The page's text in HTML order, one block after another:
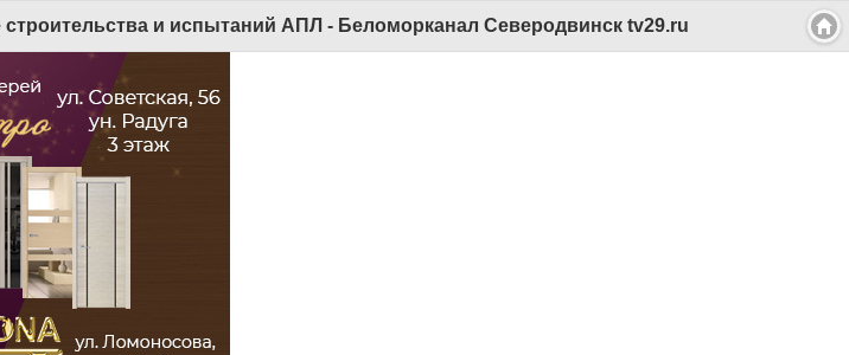
и испытаний АПЛ - Беломорканал Северодвинск tv29.ru